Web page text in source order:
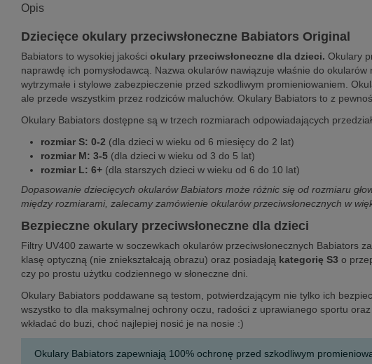
Opis
Dziecięce okulary przeciwsłoneczne Babiators Original
Babiators to wysokiej jakości okulary przeciwsłoneczne dla dzieci. Okulary
naprawdę ich pomysłodawcą. Nazwa okularów nawiązuje właśnie do
wytrzymałe i stylowe zabezpieczenie przed szkodliwym promieniowaniem.
ale przede wszystkim przez rodziców maluchów. Okulary Babiators to z
Okulary Babiators dostępne są w trzech rozmiarach odpowiadających
rozmiar S: 0-2 (dla dzieci w wieku od 6 miesięcy do 2 lat)
rozmiar M: 3-5 (dla dzieci w wieku od 3 do 5 lat)
rozmiar L: 6+ (dla starszych dzieci w wieku od 6 do 10 lat)
Dopasowanie dziecięcych okularów Babiators może różnic się od rozmiaru
między rozmiarami, zalecamy zamówienie okularów przeciwsłonecznych w
Bezpieczne okulary przeciwsłoneczne dla dzieci
Filtry UV400 zawarte w soczewkach okularów przeciwsłonecznych Babiators
klasę optyczną (nie zniekształcają obrazu) oraz posiadają kategorię S3 o
czy po prostu użytku codziennego w słoneczne dni.
Okulary Babiators poddawane są testom, potwierdzającym nie tylko ich
wszystko to dla maksymalnej ochrony oczu, radości z uprawianego sportu
wkładać do buzi, choć najlepiej nosić je na nosie :)
Okulary Babiators zapewniają 100% ochronę przed szkodliwym